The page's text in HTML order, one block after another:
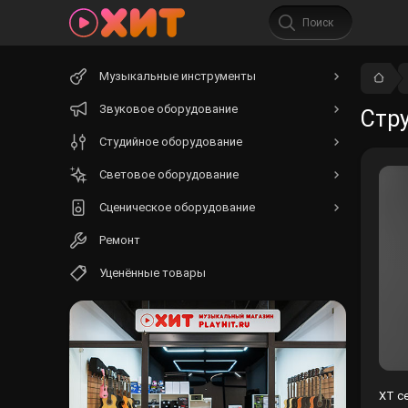
XT
Музыкальные инструменты
Звуковое оборудование
Студийное оборудование
Световое оборудование
Сценическое оборудование
Ремонт
Уценённые товары